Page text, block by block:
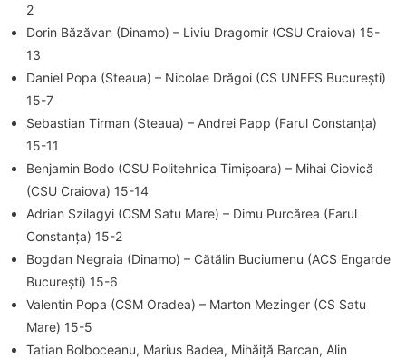
2
Dorin Băzăvan (Dinamo) – Liviu Dragomir (CSU Craiova) 15-
13
Daniel Popa (Steaua) – Nicolae Drăgoi (CS UNEFS București)
15-7
Sebastian Tirman (Steaua) – Andrei Papp (Farul Constanța)
15-11
Benjamin Bodo (CSU Politehnica Timișoara) – Mihai Ciovică
(CSU Craiova) 15-14
Adrian Szilagyi (CSM Satu Mare) – Dimu Purcărea (Farul
Constanța) 15-2
Bogdan Negraia (Dinamo) – Cătălin Buciumenu (ACS Engarde
București) 15-6
Valentin Popa (CSM Oradea) – Marton Mezinger (CS Satu
Mare) 15-5
Tatian Bolboceanu, Marius Badea, Mihăiță Barcan, Alin